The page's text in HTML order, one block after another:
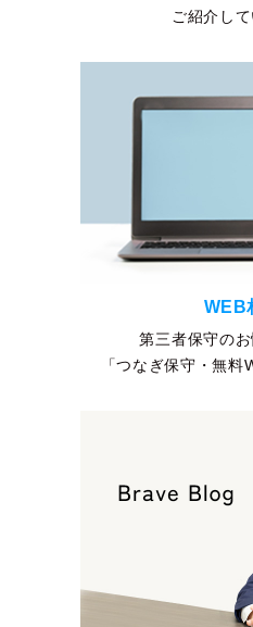
ご紹介して
WEB
第三者保守のお
「つなぎ保守・無